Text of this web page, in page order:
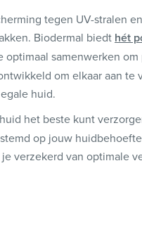
tegen UV-stralen
Biodermal biedt hét
samenwerken
om elkaar aan te
huid.
het beste kunt
op jouw
verzekerd van optimale